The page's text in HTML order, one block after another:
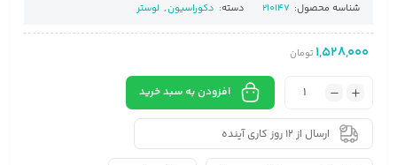
شناسه محصول: 210147 دسته: دکوراسیون, لوستر
1,528,000 تومان
افزودن به سبد خرید
ارسال از 12 روز کاری آینده